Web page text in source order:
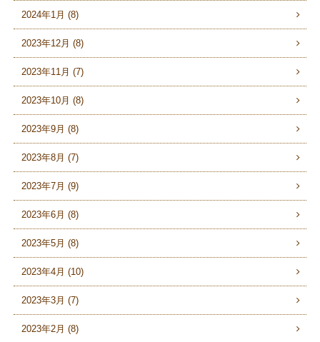
2024年1月 (8)
2023年12月 (8)
2023年11月 (7)
2023年10月 (8)
2023年9月 (8)
2023年8月 (7)
2023年7月 (9)
2023年6月 (8)
2023年5月 (8)
2023年4月 (10)
2023年3月 (7)
2023年2月 (8)